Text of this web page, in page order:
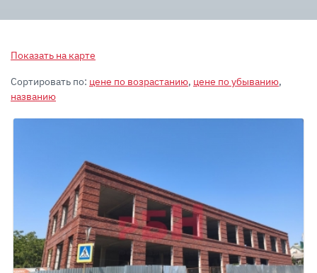
Показать на карте
Сортировать по: цене по возрастанию, цене по убыванию,
названию